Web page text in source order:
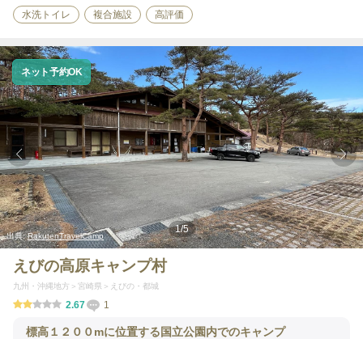
水洗トイレ 複合施設 高評価
出典:RakutenTravelCamp
1/5
ネット予約OK
えびの高原キャンプ村
九州・沖縄地方 宮崎県 えびの・都城
2.67 1
標高１２００mに位置する国立公園内でのキャンプ